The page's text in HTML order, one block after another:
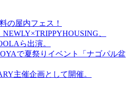
の屋内フェス！
、
ら出演。
で夏祭りイベント「ナゴパル盆
主催企画として開催。